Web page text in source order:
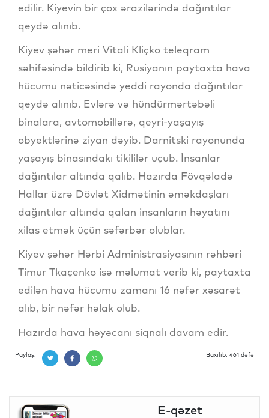
edilir. Kiyevin bir çox ərazilərində dağıntılar
qeydə alınıb.
Kiyev şəhər meri Vitali Kliçko teleqram
səhifəsində bildirib ki, Rusiyanın paytaxta hava
hücumu nəticəsində yeddi rayonda dağıntılar
qeydə alınıb. Evlərə və hündürmərtəbəli
binalara, avtomobillərə, qeyri-yaşayış
obyektlərinə ziyan dəyib. Darnitski rayonunda
yaşayış binasındakı tikililər uçub. İnsanlar
dağıntılar altında qalıb. Hazırda Fövqəladə
Hallar üzrə Dövlət Xidmətinin əməkdaşları
dağıntılar altında qalan insanların həyatını
xilas etmək üçün səfərbər olublar.
Kiyev şəhər Hərbi Administrasiyasının rəhbəri
Timur Tkaçenko isə məlumat verib ki, paytaxta
edilən hava hücumu zamanı 16 nəfər xəsarət
alıb, bir nəfər həlak olub.
Hazırda hava həyəcanı siqnalı davam edir.
Paylaş: Baxılıb: 461 dəfə
E-qəzet